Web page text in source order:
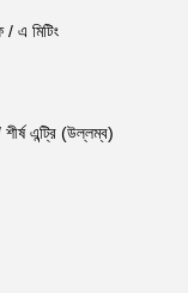
এ মিটিং
এন্ট্রি (উল্লম্ব)